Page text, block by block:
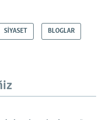
SİYASET BLOGLAR